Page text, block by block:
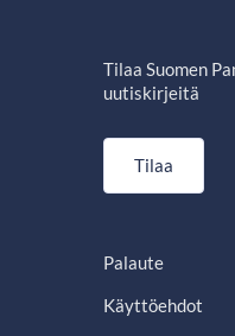
Tilaa Suomen
uutiskirjeitä
Tilaa
Palaute
Käyttöehdot